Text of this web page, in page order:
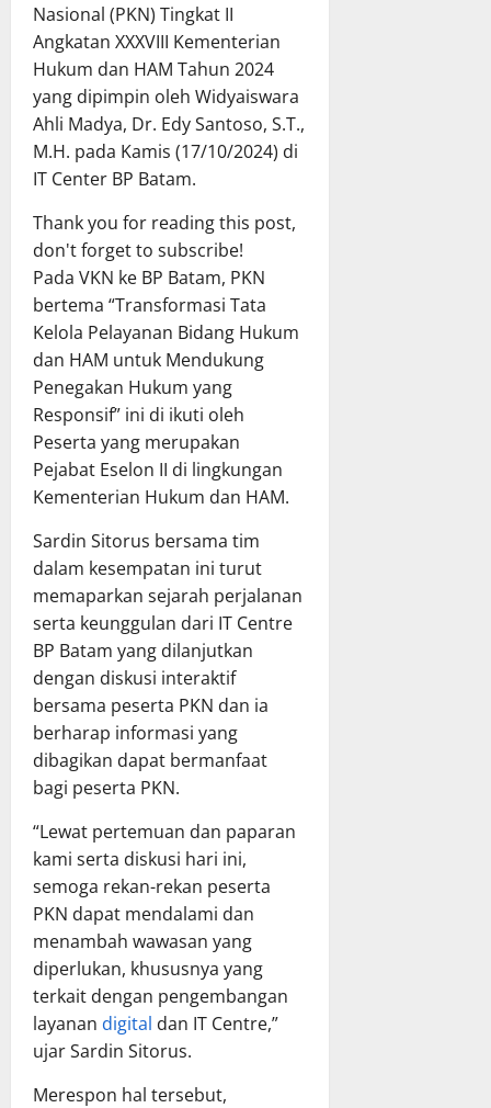
Nasional (PKN) Tingkat II
Angkatan XXXVIII Kementerian
Hukum dan HAM Tahun 2024
yang dipimpin oleh Widyaiswara
Ahli Madya, Dr. Edy Santoso, S.T.,
M.H. pada Kamis (17/10/2024) di
IT Center BP Batam.
Thank you for reading this post,
don't forget to subscribe!
Pada VKN ke BP Batam, PKN
bertema “Transformasi Tata
Kelola Pelayanan Bidang Hukum
dan HAM untuk Mendukung
Penegakan Hukum yang
Responsif” ini di ikuti oleh
Peserta yang merupakan
Pejabat Eselon II di lingkungan
Kementerian Hukum dan HAM.
Sardin Sitorus bersama tim
dalam kesempatan ini turut
memaparkan sejarah perjalanan
serta keunggulan dari IT Centre
BP Batam yang dilanjutkan
dengan diskusi interaktif
bersama peserta PKN dan ia
berharap informasi yang
dibagikan dapat bermanfaat
bagi peserta PKN.
“Lewat pertemuan dan paparan
kami serta diskusi hari ini,
semoga rekan-rekan peserta
PKN dapat mendalami dan
menambah wawasan yang
diperlukan, khususnya yang
terkait dengan pengembangan
layanan digital dan IT Centre,”
ujar Sardin Sitorus.
Merespon hal tersebut,